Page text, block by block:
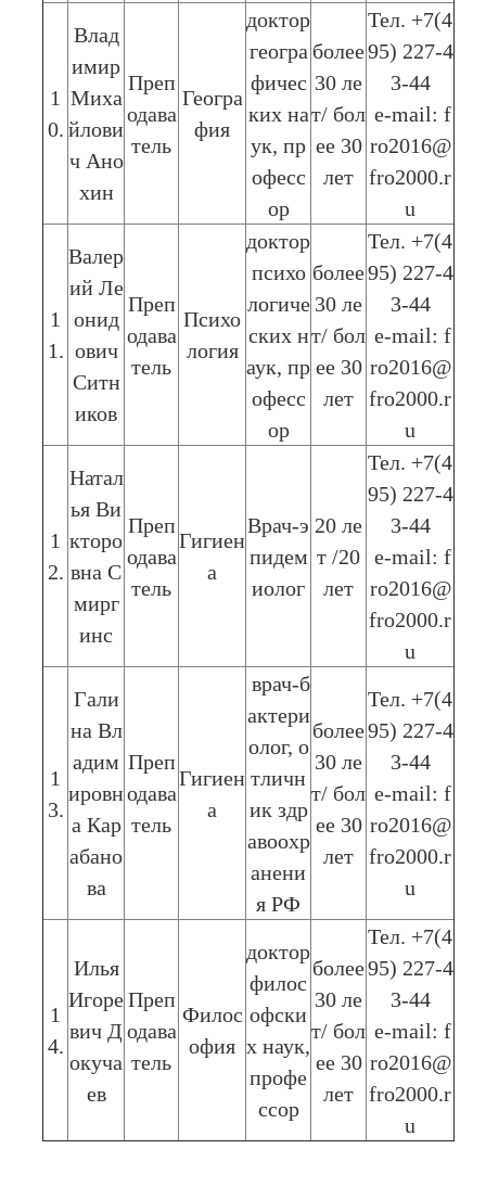
1
0.
Влад
имир
Миха
йлови
ч Ано
хин
Преп
одава
тель
Геогра
фия
доктор
геогра
фичес
ких на
ук, пр
офесс
ор
более
30 ле
т/ бол
ее 30
лет
Тел. +7(4
95) 227-4
3-44
e-mail: f
ro2016@
fro2000.r
u
1
1.
Валер
ий Ле
онид
ович
Ситн
иков
Преп
одава
тель
Психо
логия
доктор
психо
логиче
ских н
аук, пр
офесс
ор
более
30 ле
т/ бол
ее 30
лет
Тел. +7(4
95) 227-4
3-44
e-mail: f
ro2016@
fro2000.r
u
1
2.
Натал
ья Ви
кторо
вна С
мирг
инс
Преп
одава
тель
Гигиен
а
Врач-э
пидем
иолог
20 ле
т /20
лет
Тел. +7(4
95) 227-4
3-44
e-mail: f
ro2016@
fro2000.r
u
1
3.
Гали
на Вл
адим
ировн
а Кар
абано
ва
Преп
одава
тель
Гигиен
а
врач-б
актери
олог, о
тличн
ик здр
авоохр
анени
я РФ
более
30 ле
т/ бол
ее 30
лет
Тел. +7(4
95) 227-4
3-44
e-mail: f
ro2016@
fro2000.r
u
1
4.
Илья
Игоре
вич Д
окуча
ев
Преп
одава
тель
Филос
офия
доктор
филос
офски
х наук,
профе
ссор
более
30 ле
т/ бол
ее 30
лет
Тел. +7(4
95) 227-4
3-44
e-mail: f
ro2016@
fro2000.r
u